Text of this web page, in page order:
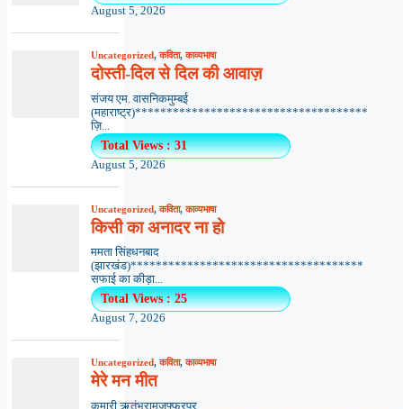
August 5, 2026
Uncategorized,कविता,काव्यभाषा
दोस्ती-दिल से दिल की आवाज़
संजय एम. वासनिकमुम्बई
(महाराष्ट्र)*************************************
ज़ि...
Total Views : 31
August 5, 2026
Uncategorized,कविता,काव्यभाषा
किसी का अनादर ना हो
ममता सिंहधनबाद
(झारखंड)*************************************
सफाई का कीड़ा...
Total Views : 25
August 7, 2026
Uncategorized,कविता,काव्यभाषा
मेरे मन मीत
कुमारी ऋतंभरामुजफ्फरपुर